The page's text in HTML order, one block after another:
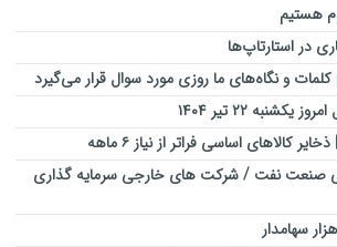
هستیم
در استارتاپ‌ها
کلمات و نگاه‌های ما روزی مورد سوال قرار می‌گیرد
۲۲ تیر ۱۴۰۴
کالاهای اساسی فراتر از نیاز ۶ ماهه
صنعت نفت / شرکت های خارجی سرمایه گذاری